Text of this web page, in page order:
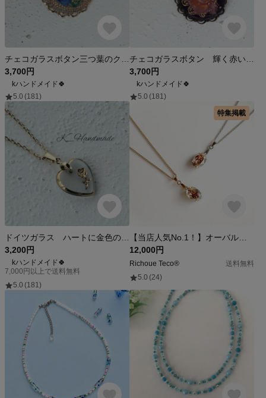
3,700円
kハンドメイド🍀
5.0 (181)
3,700円
kハンドメイド🍀
5.0 (181)
3,200円
kハンドメイド🍀
7,000円以上で送料無料
5.0 (181)
特集掲載
12,000円
Richoue Teco®︎
送料無料
5.0 (24)